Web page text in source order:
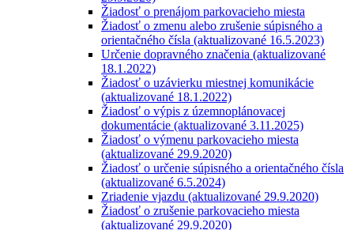
Žiadosť o prenájom parkovacieho miesta
Žiadosť o zmenu alebo zrušenie súpisného a
orientačného čísla (aktualizované 16.5.2023)
Určenie dopravného značenia (aktualizované
18.1.2022)
Žiadosť o uzávierku miestnej komunikácie
(aktualizované 18.1.2022)
Žiadosť o výpis z územnoplánovacej
dokumentácie (aktualizované 3.11.2025)
Žiadosť o výmenu parkovacieho miesta
(aktualizované 29.9.2020)
Žiadosť o určenie súpisného a orientačného čísla
(aktualizované 6.5.2024)
Zriadenie vjazdu (aktualizované 29.9.2020)
Žiadosť o zrušenie parkovacieho miesta
(aktualizované 29.9.2020)